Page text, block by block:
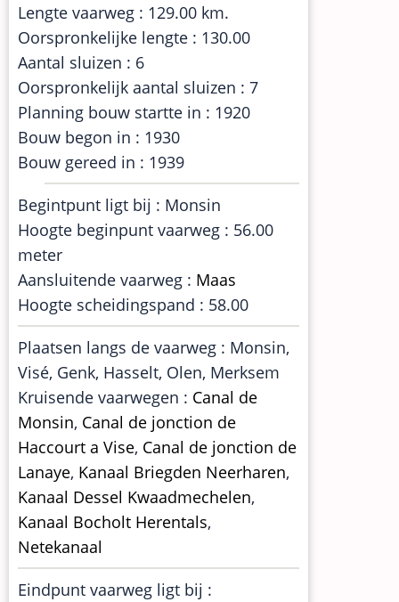
Lengte vaarweg : 129.00 km.
Oorspronkelijke lengte : 130.00
Aantal sluizen : 6
Oorspronkelijk aantal sluizen : 7
Planning bouw startte in : 1920
Bouw begon in : 1930
Bouw gereed in : 1939
Begintpunt ligt bij : Monsin
Hoogte beginpunt vaarweg : 56.00
meter
Aansluitende vaarweg : Maas
Hoogte scheidingspand : 58.00
Plaatsen langs de vaarweg : Monsin,
Visé, Genk, Hasselt, Olen, Merksem
Kruisende vaarwegen : Canal de
Monsin, Canal de jonction de
Haccourt a Vise, Canal de jonction de
Lanaye, Kanaal Briegden Neerharen,
Kanaal Dessel Kwaadmechelen,
Kanaal Bocholt Herentals,
Netekanaal
Eindpunt vaarweg ligt bij :